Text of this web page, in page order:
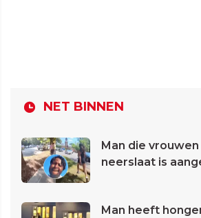
NET BINNEN
Man die
neerslaat is
Man heeft